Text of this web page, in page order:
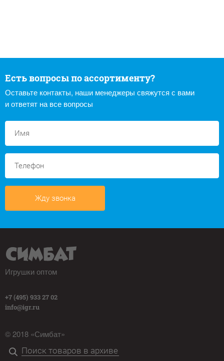
Есть вопросы по ассортименту?
Оставьте контакты, наши менеджеры свяжутся с вами
и ответят на все вопросы
Жду звонка
Игрушки оптом
+7 (495) 933 27 02
info@igr.ru
© 2018 «Симбат»